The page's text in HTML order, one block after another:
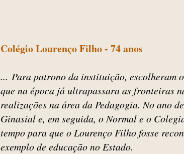
Colégio Lourenço Filho - 74 anos
... Para patrono da instituição, escolheram
que na época já ultrapassara as fronteiras
realizações na área da Pedagogia. No ano
Ginasial e, em seguida, o Normal e o
tempo para que o Lourenço Filho fosse
exemplo de educação no Estado.